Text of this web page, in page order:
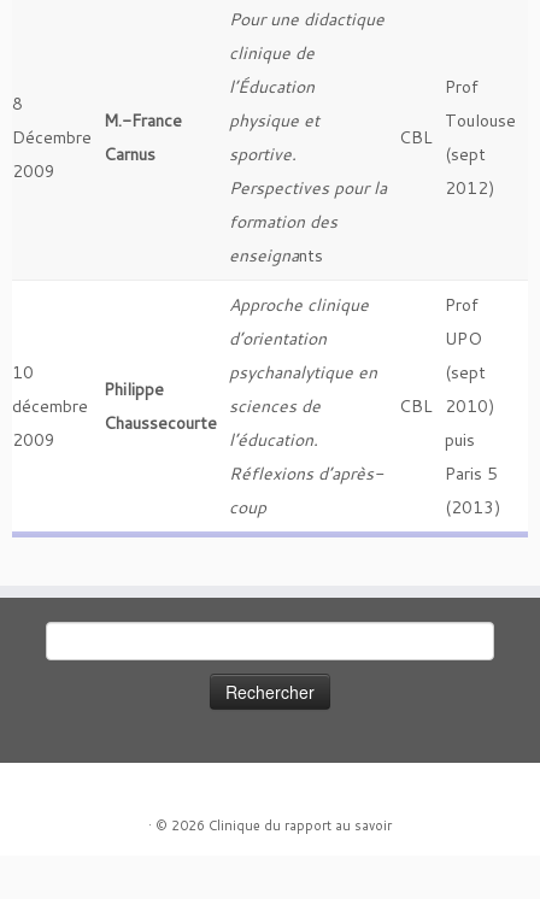
8
Décembre
2009
M.-France
Carnus
Pour une didactique
clinique de
l’Éducation
physique et
sportive.
Perspectives pour la
formation des
enseignants
CBL
Prof
Toulouse
(sept
2012)
10
décembre
2009
Philippe
Chaussecourte
Approche clinique
d’orientation
psychanalytique en
sciences de
l’éducation.
Réflexions d’après-
coup
CBL
Prof
UPO
(sept
2010)
puis
Paris 5
(2013)
· © 2026 Clinique du rapport au savoir